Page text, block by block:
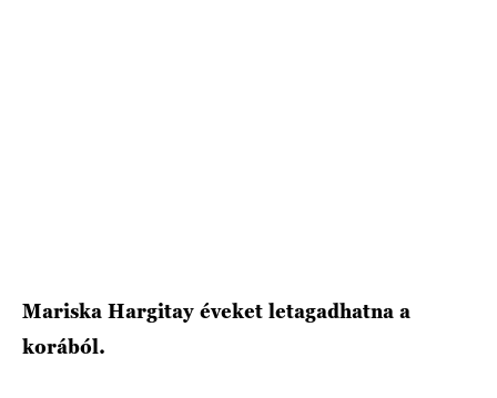
Mariska Hargitay éveket letagadhatna a
korából.